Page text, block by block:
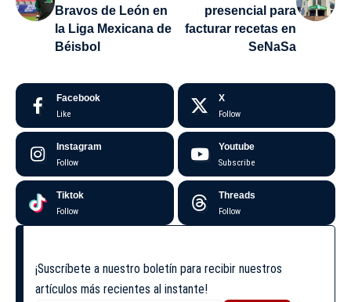
Bravos de León en
la Liga Mexicana de
Béisbol
presencial para
facturar recetas en
SeNaSa
Facebook
Like
X
Follow
Instagram
Follow
Youtube
Subscribe
Tiktok
Follow
Threads
Follow
¡Suscríbete a nuestro boletín para recibir nuestros
artículos más recientes al instante!